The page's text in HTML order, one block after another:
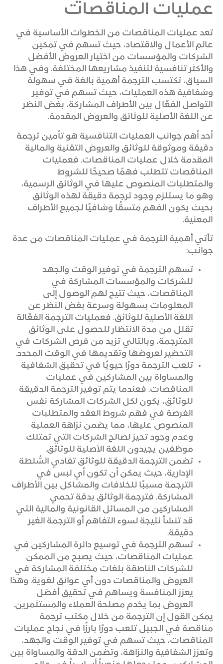
عمليات المناقصات
تعد عمليات المناقصات من الخطوات الأساسية في
عالم الأعمال والاقتصاد، حيث تسهم في تمكين
الشركات والمؤسسات من اختيار العروض الأفضل
والأكثر تنافسية لتنفيذ مشاريعها المختلفة. وفي هذا
السياق، تكتسب الترجمة أهمية بالغة في سهولة
وشفافية هذه العمليات، حيث تسهم في توفير
التواصل الفعّال بين الأطراف المشاركة، بغض النظر
عن اللغة الأصلية للوثائق والعروض المقدمة.
أحد أهم جوانب العمليات التنافسية هو تأمين ترجمة
دقيقة وموثوقة للوثائق والعروض التقنية والمالية
المقدمة خلال عمليات المناقصات. فعمليات
المناقصات تتطلب فهمًا صحيحًا للشروط
والمتطلبات المنصوص عليها في الوثائق الرسمية،
وهو ما يستلزم وجود ترجمة دقيقة لهذه الوثائق
بحيث يكون الفهم متسقًا وشافيًا لجميع الأطراف
المعنية.
تأتي أهمية الترجمة في عمليات المناقصات من عدة
جوانب:
تسهم الترجمة في توفير الوقت والجهد
للشركات والمؤسسات المشاركة في
المناقصات، حيث تتيح لهم الوصول إلى
المعلومات بسهولة وسرعة بغض النظر عن
اللغة الأصلية للوثائق. فعمليات الترجمة الفعّالة
تقلل من مدة الانتظار للحصول على الوثائق
المترجمة، وبالتالي تزيد من فرص الشركات في
التحضير لعروضها وتقديمها في الوقت المحدد.
تلعب الترجمة دورًا حيويًا في تحقيق الشفافية
والمساواة بين المشاركين في عمليات
المناقصات. فعندما يتم توفير الترجمة الدقيقة
للوثائق، يكون لكل الشركات المشاركة نفس
الفرصة في فهم شروط العقد والمتطلبات
المنصوص عليها، مما يضمن نزاهة العملية
وعدم وجود تحيز لصالح الشركات التي تمتلك
موظفين يجيدون اللغة الأصلية للوثائق.
تضمن الترجمة الدقيقة للوثائق تفادي السُّلطة
الإدارية، حيث يمكن أن تكون أي لبس في
الترجمة مسببًا للخلافات والمشاكل بين الأطراف
المشاركة. فترجمة الوثائق بدقة تحمي
المشاركين من المسائل القانونية والمالية التي
قد تنشأ نتيجة لسوء التفاهم أو الترجمة الغير
دقيقة.
تسهم الترجمة في توسيع دائرة المشاركين في
عمليات المناقصات، حيث يصبح من الممكن
للشركات الناطقة بلغات مختلفة المشاركة في
العروض والمناقصات دون أي عوائق لغوية. وهذا
يعزز المنافسة ويساهم في تحقيق أفضل
العروض بما يخدم مصلحة العملاء والمستثمرين.
يمكن القول إن الترجمة من خلال مكتب ترجمة
مناقصة في الجبيل تلعب دورًا بارزًا في نجاح عمليات
المناقصات، حيث تسهم في توفير الوقت والجهد،
وتعزز الشفافية والنزاهة، وتضمن الدقة والمساواة بين